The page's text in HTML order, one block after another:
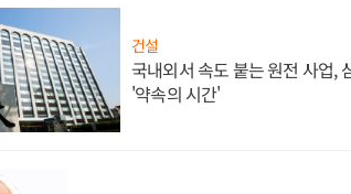
건설
국내외서 속도 붙는 원전 사업,
'약속의 시간'